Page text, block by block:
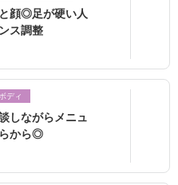
顔◎足が硬い人
ス調整
ボディ
しながらメニュ
から◎